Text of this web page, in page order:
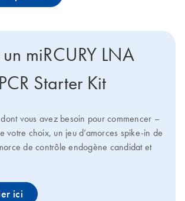
miRCURY LNA
Starter Kit
vous avez besoin pour commencer –
votre choix, un jeu d’amorces spike-in de
de contrôle endogène candidat et
ici